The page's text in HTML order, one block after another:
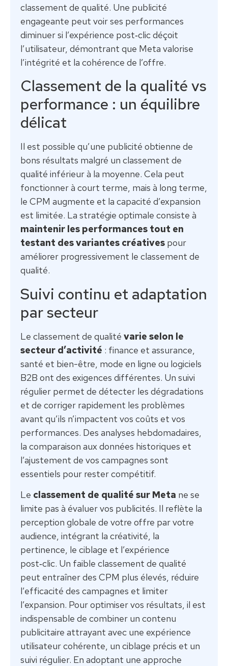
classement de qualité. Une publicité
engageante peut voir ses performances
diminuer si l’expérience post‑clic déçoit
l’utilisateur, démontrant que Meta valorise
l’intégrité et la cohérence de l’offre.
Classement de la qualité vs
performance : un équilibre
délicat
Il est possible qu’une publicité obtienne de
bons résultats malgré un classement de
qualité inférieur à la moyenne. Cela peut
fonctionner à court terme, mais à long terme,
le CPM augmente et la capacité d’expansion
est limitée. La stratégie optimale consiste à
maintenir les performances tout en
testant des variantes créatives pour
améliorer progressivement le classement de
qualité.
Suivi continu et adaptation
par secteur
Le classement de qualité varie selon le
secteur d’activité : finance et assurance,
santé et bien-être, mode en ligne ou logiciels
B2B ont des exigences différentes. Un suivi
régulier permet de détecter les dégradations
et de corriger rapidement les problèmes
avant qu’ils n’impactent vos coûts et vos
performances. Des analyses hebdomadaires,
la comparaison aux données historiques et
l’ajustement de vos campagnes sont
essentiels pour rester compétitif.
Le classement de qualité sur Meta ne se
limite pas à évaluer vos publicités. Il reflète la
perception globale de votre offre par votre
audience, intégrant la créativité, la
pertinence, le ciblage et l’expérience
post‑clic. Un faible classement de qualité
peut entraîner des CPM plus élevés, réduire
l’efficacité des campagnes et limiter
l’expansion. Pour optimiser vos résultats, il est
indispensable de combiner un contenu
publicitaire attrayant avec une expérience
utilisateur cohérente, un ciblage précis et un
suivi régulier. En adoptant une approche